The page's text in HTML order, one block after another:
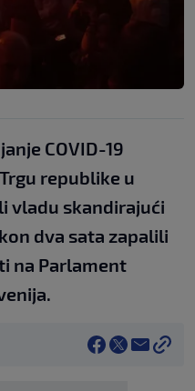
COVID-19
republike u
vladu skandirajući
dva sata zapalili
na Parlament